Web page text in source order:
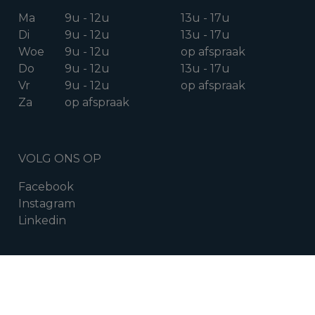
Ma 9u - 12u
13u - 17u
Di
9u - 12u
13u - 17u
Woe
9u - 12u
op afspraak
Do
9u - 12u
13u - 17u
Vr
9u - 12u
op afspraak
Za
op afspraak
VOLG ONS OP
Facebook
Instagram
Linkedin